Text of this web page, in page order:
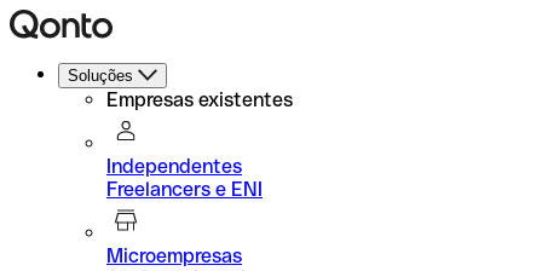
Soluções
Empresas existentes
Independentes
Freelancers e ENI
Microempresas